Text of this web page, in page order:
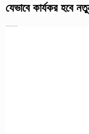
যেভাবে কার্যকর হবে